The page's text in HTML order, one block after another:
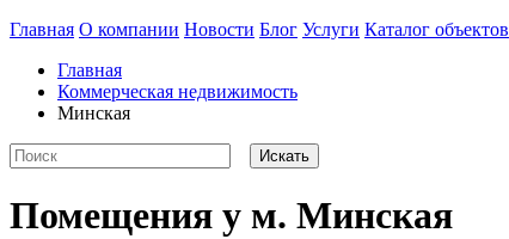
Главная О компании Новости Блог Услуги Каталог объектов
Главная
Коммерческая недвижимость
Минская
Помещения у м. Минская